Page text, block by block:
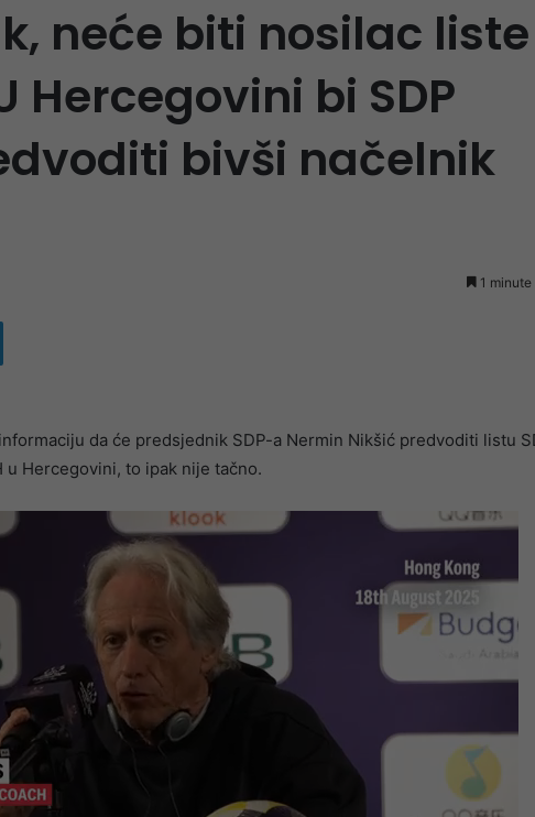
neće biti nosilac liste
Hercegovini bi SDP
bivši načelnik
1
LinkedIn
da će predsjednik SDP-a Nermin Nikšić predvoditi listu
u Hercegovini, to ipak nije tačno.